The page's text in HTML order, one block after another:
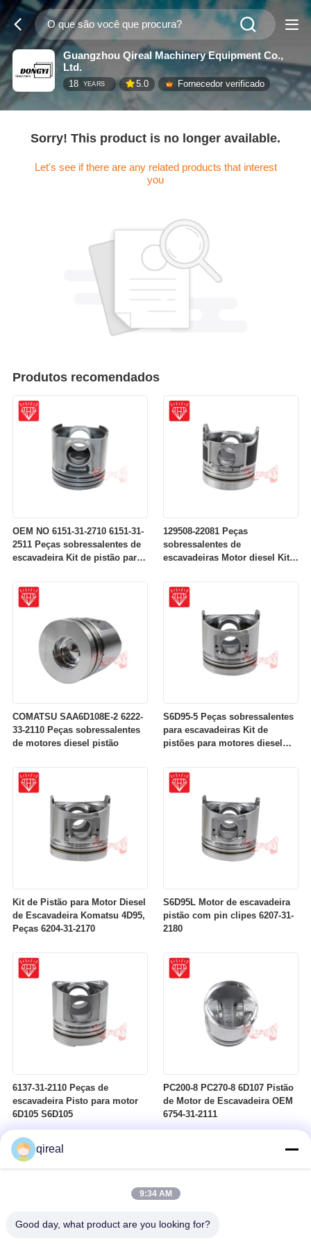
Guangzhou Qireal Machinery Equipment Co.,
Ltd.
18 YEARS 5.0 Fornecedor verificado
Sorry! This product is no longer available.
Let's see if there are any related products that interest
you
Produtos recomendados
OEM NO 6151-31-2710 6151-31-
2511 Peças sobressalentes de
escavadeira Kit de pistão para
129508-22081 Peças
sobressalentes de
escavadeiras Motor diesel Kit
COMATSU SAA6D108E-2 6222-
33-2110 Peças sobressalentes
de motores diesel pistão
S6D95-5 Peças sobressalentes
para escavadeiras Kit de
pistões para motores diesel
Kit de Pistão para Motor Diesel
de Escavadeira Komatsu 4D95,
Peças 6204-31-2170
S6D95L Motor de escavadeira
pistão com pin clipes 6207-31-
2180
6137-31-2110 Peças de
escavadeira Pisto para motor
6D105 S6D105
PC200-8 PC270-8 6D107 Pistão
de Motor de Escavadeira OEM
6754-31-2111
qireal
9:34 AM
Good day, what product are you looking for?